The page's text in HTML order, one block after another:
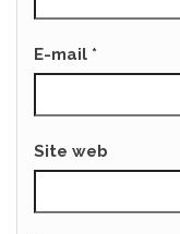
E-mail *
Site web